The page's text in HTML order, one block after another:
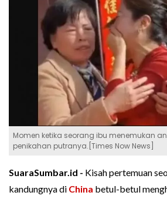
Momen ketika seorang ibu menemukan
penikahan putranya.[Times Now News]
SuaraSumbar.id - Kisah pertemuan
kandungnya di China betul-betul